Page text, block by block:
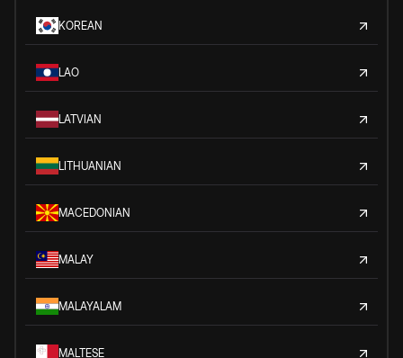
KOREAN
LAO
LATVIAN
LITHUANIAN
MACEDONIAN
MALAY
MALAYALAM
MALTESE